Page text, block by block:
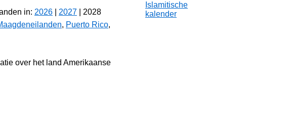
in: 2026 2027 | 2028
, Puerto Rico,
over het land Amerikaanse
Islamitische
kalender